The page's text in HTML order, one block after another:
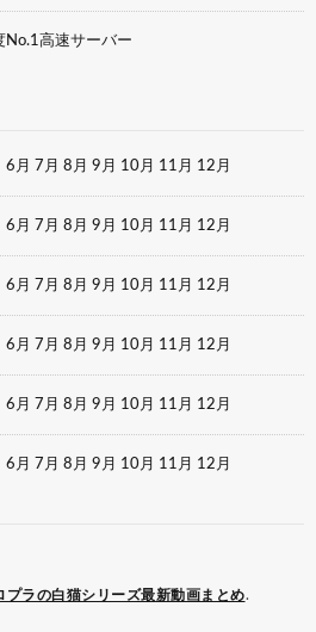
No.1高速サーバー
6月 7月 8月 9月 10月 11月 12月
6月 7月 8月 9月 10月 11月 12月
6月 7月 8月 9月 10月 11月 12月
6月 7月 8月 9月 10月 11月 12月
6月 7月 8月 9月 10月 11月 12月
6月 7月 8月 9月 10月 11月 12月
プラの白猫シリーズ最新動画まとめ.